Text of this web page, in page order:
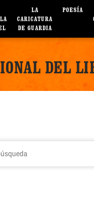
LA
CARICATURA
DE GUARDIA
POESÍA
DEL